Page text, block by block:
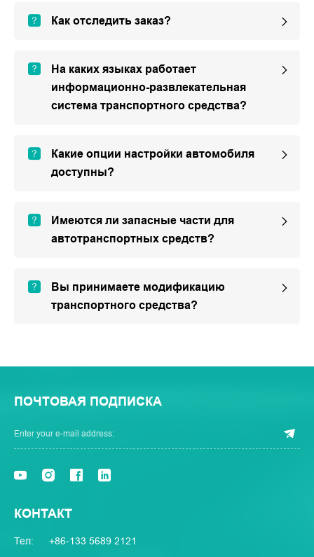
Как отследить заказ?
На каких языках работает
информационно-развлекательная
система транспортного средства?
Какие опции настройки автомобиля
доступны?
Имеются ли запасные части для
автотранспортных средств?
Вы принимаете модификацию
транспортного средства?
ПОЧТОВАЯ ПОДПИСКА
КОНТАКТ
Тел:
+86-133 5689 2121